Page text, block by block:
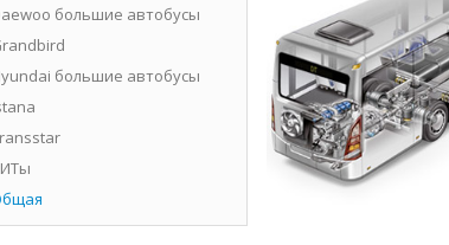
большие автобусы
большие автобусы